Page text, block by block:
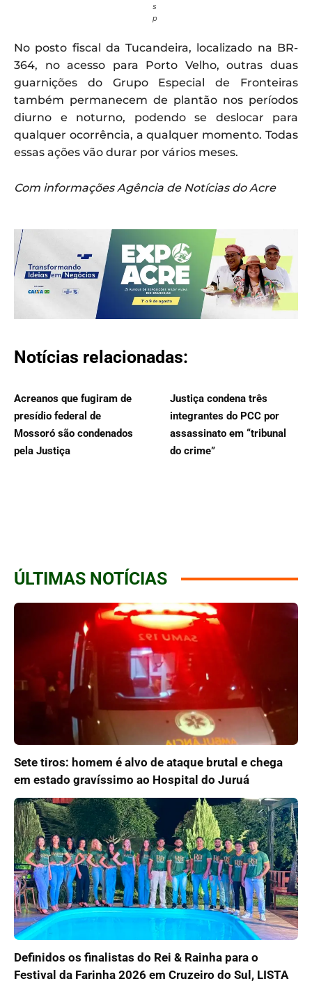
s
p
No posto fiscal da Tucandeira, localizado na BR-
364, no acesso para Porto Velho, outras duas
guarnições do Grupo Especial de Fronteiras
também permanecem de plantão nos períodos
diurno e noturno, podendo se deslocar para
qualquer ocorrência, a qualquer momento. Todas
essas ações vão durar por vários meses.
Com informações Agência de Notícias do Acre
Notícias relacionadas:
Acreanos que fugiram de
presídio federal de
Mossoró são condenados
pela Justiça
Justiça condena três
integrantes do PCC por
assassinato em “tribunal
do crime”
ÚLTIMAS NOTÍCIAS
Sete tiros: homem é alvo de ataque brutal e chega
em estado gravíssimo ao Hospital do Juruá
Definidos os finalistas do Rei & Rainha para o
Festival da Farinha 2026 em Cruzeiro do Sul, LISTA